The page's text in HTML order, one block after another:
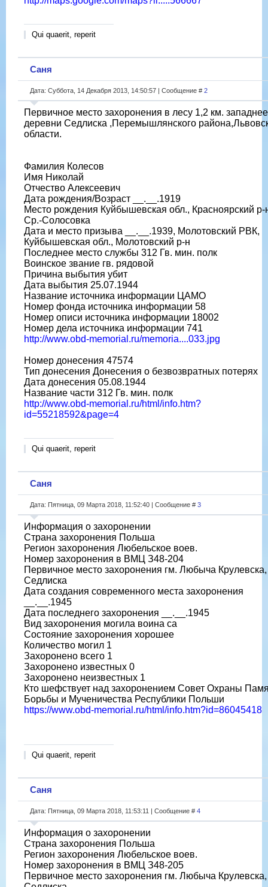
Qui quaerit, reperit
Саня
Дата: Суббота, 14 Декабря 2013, 14:50:57 | Сообщение # 2
Первичное место захоронения в лесу 1,2 км. западнее
деревни Седлиска ,Перемышлянского
области.
Фамилия Колесов
Имя Николай
Отчество Алексеевич
Дата рождения/Возраст __.__.1919
Место рождения Куйбышевская обл., Красноярский р-
Ср.-Солосовка
Дата и место призыва __.__.1939, Молотовский РВК,
Куйбышевская обл., Молотовский р-н
Последнее место службы 312 Гв. мин. полк
Воинское звание гв. рядовой
Причина выбытия убит
Дата выбытия 25.07.1944
Название источника информации ЦАМО
Номер фонда источника информации 58
Номер описи источника информации 18002
Номер дела источника информации 741
http://www.obd-memorial.ru/memoria....033.jpg
Номер донесения 47574
Тип донесения Донесения о безвозвратных потерях
Дата донесения 05.08.1944
Название части 312 Гв. мин. полк
http://www.obd-memorial.ru/html/info.htm?
id=55218592&page=4
Qui quaerit, reperit
Саня
Дата: Пятница, 09 Марта 2018, 11:52:40 | Сообщение # 3
Информация о захоронении
Страна захоронения Польша
Регион захоронения Любельское воев.
Номер захоронения в ВМЦ З48-204
Первичное место захоронения гм. Любыча
Седлиска
Дата создания современного места захоронения
__.__.1945
Дата последнего захоронения __.__.1945
Вид захоронения могила воина са
Состояние захоронения хорошее
Количество могил 1
Захоронено всего 1
Захоронено известных 0
Захоронено неизвестных 1
Кто шефствует над захоронением Совет Охраны
Борьбы и Мученичества Республики Польши
https://www.obd-memorial.ru/html/info.htm?id=86045418
Qui quaerit, reperit
Саня
Дата: Пятница, 09 Марта 2018, 11:53:11 | Сообщение # 4
Информация о захоронении
Страна захоронения Польша
Регион захоронения Любельское воев.
Номер захоронения в ВМЦ З48-205
Первичное место захоронения гм. Любыча